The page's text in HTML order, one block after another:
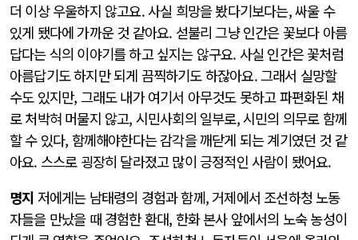
더 이상 우울하지 않고요. 사실 희망을 봤다기보다는, 싸울 수
있게 됐다에 가까운 것 같아요. 섣불리 그냥 인간은 꽃보다 아름
답다는 식의 이야기를 하고 싶지는 않구요. 사실 인간은 꽃처럼
아름답기도 하지만 되게 끔찍하기도 하잖아요. 그래서 실망할
수도 있지만, 그래도 내가 여기서 아무것도 못하고 파편화된 채
로 처박혀 머물지 않고, 시민사회의 일부로, 시민의 의무로 함께
할 수 있다, 함께해야한다는 감각을 깨닫게 되는 계기였던 것 같
아요. 스스로 굉장히 달라졌고 많이 긍정적인 사람이 됐어요.
명지 저에게는 남태령의 경험과 함께, 거제에서 조선하청 노동
자들을 만났을 때 경험한 환대, 한화 본사 앞에서의 노숙 농성이